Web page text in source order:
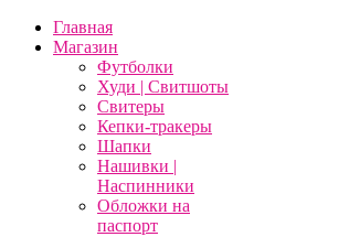
Главная
Магазин
Футболки
Худи | Свитшоты
Свитеры
Кепки-тракеры
Шапки
Нашивки |
Наспинники
Обложки на
паспорт